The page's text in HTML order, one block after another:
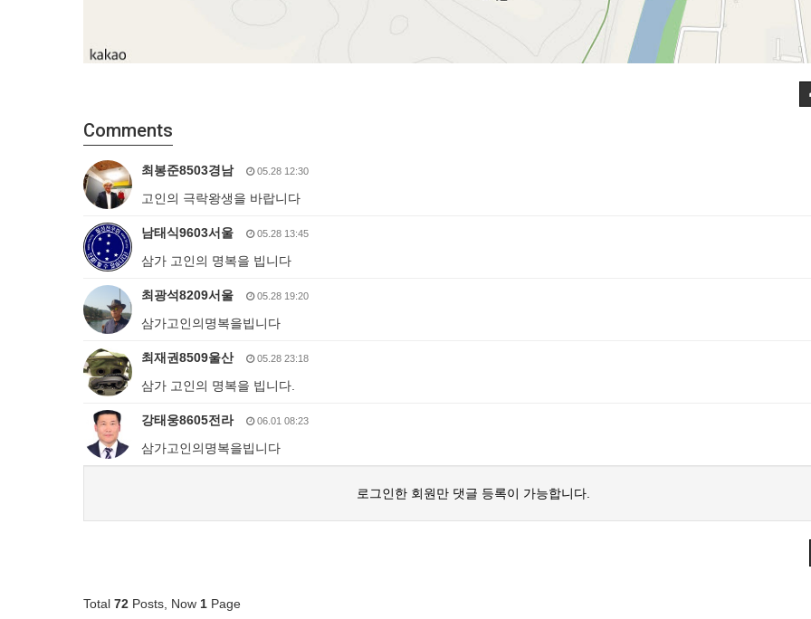
Comments
최봉준8503경남 05.28 12:30
고인의 극락왕생을 바랍니다
남태식9603서울 05.28 13:45
삼가 고인의 명복을 빕니다
최광석8209서울 05.28 19:20
삼가고인의명복을빕니다
최재권8509울산 05.28 23:18
삼가 고인의 명복을 빕니다.
강태웅8605전라 06.01 08:23
삼가고인의명복을빕니다
로그인한 회원만 댓글 등록이 가능합니다.
Total 72 Posts, Now 1 Page